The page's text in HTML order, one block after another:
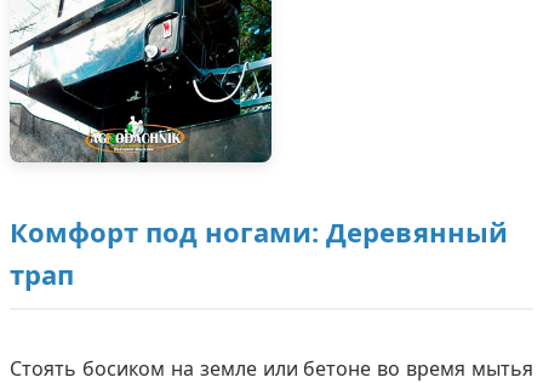
Комфорт под ногами: Деревянный
трап
Стоять босиком на земле или бетоне во время мытья